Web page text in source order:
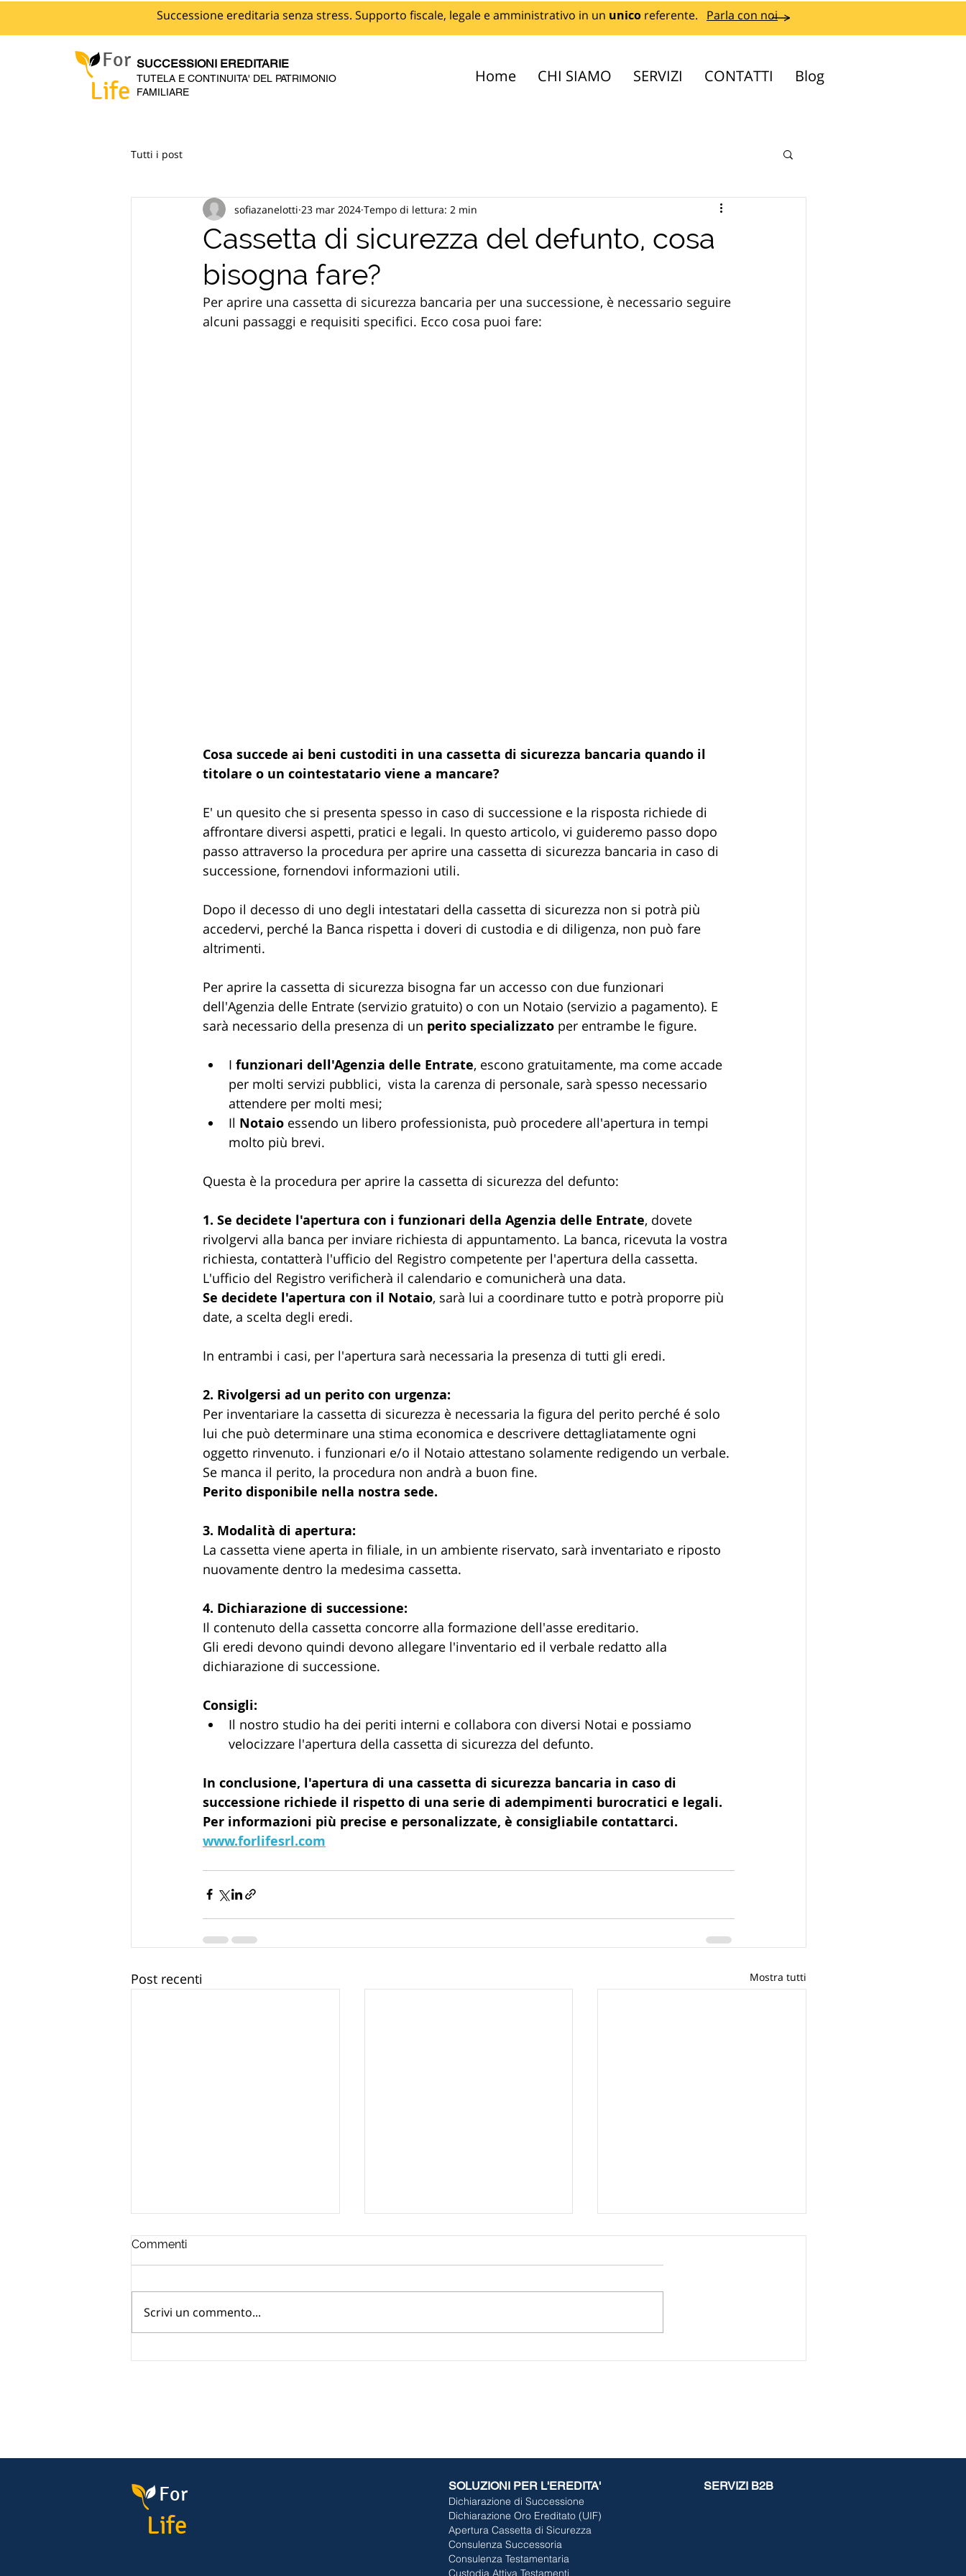
Successione ereditaria senza stress. Supporto fiscale, legale e amministrativo in un unico referente. Parla con noi
For
Life
SUCCESSIONI EREDITARIE
TUTELA E CONTINUITA' DEL PATRIMONIO
FAMILIARE
Home CHI SIAMO SERVIZI CONTATTI Blog
Tutti i post
Cassetta di sicurezza del defunto, cosa
bisogna fare?
sofiazanelotti 23 mar 2024 Tempo di lettura: 2 min
Per aprire una cassetta di sicurezza bancaria per una successione, è necessario seguire
alcuni passaggi e requisiti specifici. Ecco cosa puoi fare:
Cosa succede ai beni custoditi in una cassetta di sicurezza bancaria quando il
titolare o un cointestatario viene a mancare?
E' un quesito che si presenta spesso in caso di successione e la risposta richiede di
affrontare diversi aspetti, pratici e legali. In questo articolo, vi guideremo passo dopo
passo attraverso la procedura per aprire una cassetta di sicurezza bancaria in caso di
successione, fornendovi informazioni utili.
Dopo il decesso di uno degli intestatari della cassetta di sicurezza non si potrà più
accedervi, perché la Banca rispetta i doveri di custodia e di diligenza, non può fare
altrimenti.
Per aprire la cassetta di sicurezza bisogna far un accesso con due funzionari
dell'Agenzia delle Entrate (servizio gratuito) o con un Notaio (servizio a pagamento). E
sarà necessario della presenza di un perito specializzato per entrambe le figure.
I funzionari dell'Agenzia delle Entrate, escono gratuitamente, ma come accade
per molti servizi pubblici,  vista la carenza di personale, sarà spesso necessario
attendere per molti mesi;
Il Notaio essendo un libero professionista, può procedere all'apertura in tempi
molto più brevi.
Questa è la procedura per aprire la cassetta di sicurezza del defunto:
1. Se decidete l'apertura con i funzionari della Agenzia delle Entrate, dovete
rivolgervi alla banca per inviare richiesta di appuntamento. La banca, ricevuta la vostra
richiesta, contatterà l'ufficio del Registro competente per l'apertura della cassetta.
L'ufficio del Registro verificherà il calendario e comunicherà una data.
Se decidete l'apertura con il Notaio, sarà lui a coordinare tutto e potrà proporre più
date, a scelta degli eredi.
In entrambi i casi, per l'apertura sarà necessaria la presenza di tutti gli eredi.
2. Rivolgersi ad un perito con urgenza:
Per inventariare la cassetta di sicurezza è necessaria la figura del perito perché é solo
lui che può determinare una stima economica e descrivere dettagliatamente ogni
oggetto rinvenuto. i funzionari e/o il Notaio attestano solamente redigendo un verbale.
Se manca il perito, la procedura non andrà a buon fine.
Perito disponibile nella nostra sede.
3. Modalità di apertura:
La cassetta viene aperta in filiale, in un ambiente riservato, sarà inventariato e riposto
nuovamente dentro la medesima cassetta.
4. Dichiarazione di successione:
Il contenuto della cassetta concorre alla formazione dell'asse ereditario.
Gli eredi devono quindi devono allegare l'inventario ed il verbale redatto alla
dichiarazione di successione.
Consigli:
Il nostro studio ha dei periti interni e collabora con diversi Notai e possiamo
velocizzare l'apertura della cassetta di sicurezza del defunto.
In conclusione, l'apertura di una cassetta di sicurezza bancaria in caso di
successione richiede il rispetto di una serie di adempimenti burocratici e legali.
Per informazioni più precise e personalizzate, è consigliabile contattarci.
www.forlifesrl.com
Post recenti Mostra tutti
Commenti
Scrivi un commento...
For
Life
SOLUZIONI PER L'EREDITA'
Dichiarazione di Successione
Dichiarazione Oro Ereditato (UIF)
Apertura Cassetta di Sicurezza
Consulenza Successoria
Consulenza Testamentaria
Custodia Attiva Testamenti
SERVIZI B2B